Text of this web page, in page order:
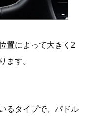
置によって大きく2
ます。
るタイプで、パドル